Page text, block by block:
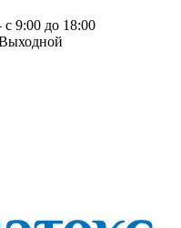
9:00 до 18:00